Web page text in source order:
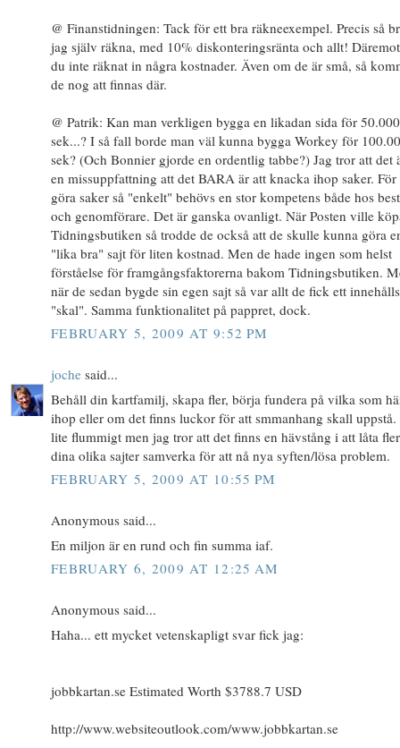
@ Finanstidningen: Tack för ett bra räkneexempel. Precis så
jag själv räkna, med 10% diskonteringsränta och allt!
du inte räknat in några kostnader. Även om de är små, så
de nog att finnas där.
@ Patrik: Kan man verkligen bygga en likadan sida för 50.000
sek...? I så fall borde man väl kunna bygga Workey för
sek? (Och Bonnier gjorde en ordentlig tabbe?) Jag tror att det
en missuppfattning att det BARA är att knacka ihop saker. För
göra saker så "enkelt" behövs en stor kompetens både hos
och genomförare. Det är ganska ovanligt. När Posten ville
Tidningsbutiken så trodde de också att de skulle kunna göra
"lika bra" sajt för liten kostnad. Men de hade ingen som helst
förståelse för framgångsfaktorerna bakom Tidningsbutiken.
när de sedan bygde sin egen sajt så var allt de fick ett
"skal". Samma funktionalitet på pappret, dock.
FEBRUARY 5, 2009 AT 9:52 PM
joche said...
Behåll din kartfamilj, skapa fler, börja fundera på vilka som
ihop eller om det finns luckor för att smmanhang skall uppstå.
lite flummigt men jag tror att det finns en hävstång i att låta
dina olika sajter samverka för att nå nya syften/lösa problem.
FEBRUARY 5, 2009 AT 10:55 PM
Anonymous said...
En miljon är en rund och fin summa iaf.
FEBRUARY 6, 2009 AT 12:25 AM
Anonymous said...
Haha... ett mycket vetenskapligt svar fick jag:
jobbkartan.se Estimated Worth $3788.7 USD
http://www.websiteoutlook.com/www.jobbkartan.se